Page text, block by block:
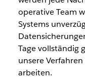
operative Team
Systems
Tage vollständig
unsere
arbeiten.